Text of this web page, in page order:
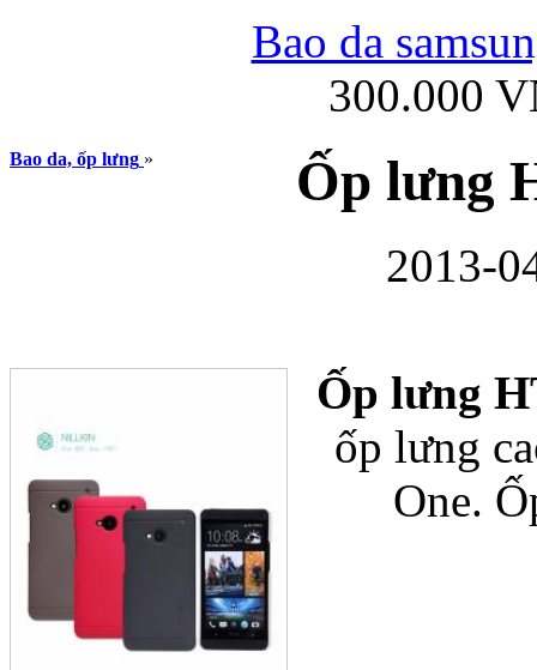
Ốp lưng Samsung
Bao da
300.000
Bao da, ốp lưng » Ốp lưng
2013-
Ốp lưng
ốp lưng
One.